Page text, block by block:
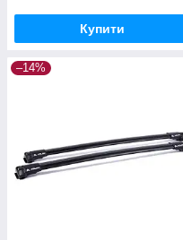
Купити
–14%